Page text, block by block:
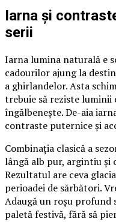
Iarna și
serii
Iarna lumina naturală e
cadourilor ajung la
a ghirlandelor. Asta
trebuie să reziste
îngălbenește. De-aia
contraste puternice și
Combinația clasică a
lângă alb pur, argintiu și
Rezultatul are ceva
perioadei de sărbători.
Adaugă un roșu profund
paletă festivă, fără să